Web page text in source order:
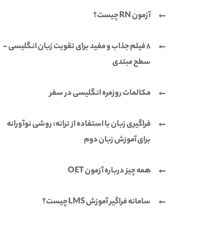
آزمون RN چیست؟
8 فیلم جذاب و مفید برای تقویت زبان انگلیسی -
سطح مبتدی
مکالمات روزمره انگلیسی در سفر
فراگیری زبان با استفاده از ترانه: روشی نوآورانه
برای آموزش زبان دوم
همه چیز درباره آزمون OET
سامانه فراگیر آموزش LMS چیست؟